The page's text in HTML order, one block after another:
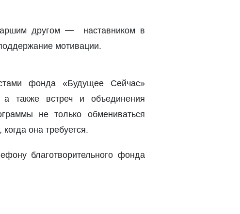
другом —
наставником в
мотивации.
фонда «Будущее Сейчас»
а также встреч и объединения
не только обмениваться
она требуется.
благотворительного фонда